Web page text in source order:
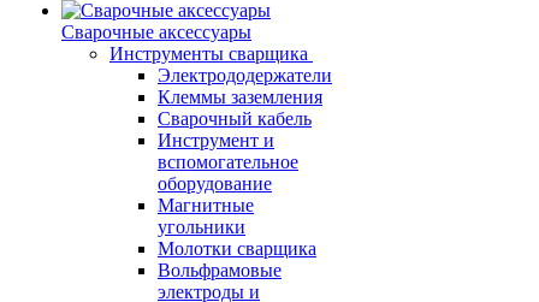
Сварочные аксессуары
Инструменты сварщика
Электрододержатели
Клеммы заземления
Сварочный кабель
Инструмент и
вспомогательное
оборудование
Магнитные
угольники
Молотки сварщика
Вольфрамовые
электроды и